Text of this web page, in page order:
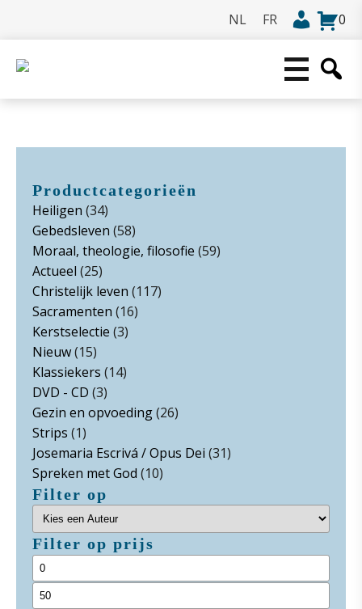
0
Productcategorieën
Heiligen (34)
Gebedsleven (58)
Moraal, theologie, filosofie (59)
Actueel (25)
Christelijk leven (117)
Sacramenten (16)
Kerstselectie (3)
Nieuw(15)
Klassiekers (14)
DVD - CD (3)
Gezin en opvoeding(26)
Strips (1)
Josemaria Escrivá / Opus Dei (31)
Spreken met God (10)
Filter op
Filter op prijs
Min.
prijs
Max.